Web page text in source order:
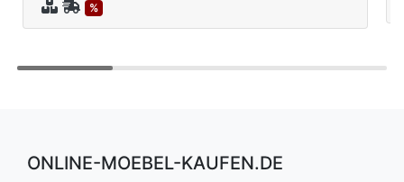
%
ONLINE-MOEBEL-KAUFEN.DE